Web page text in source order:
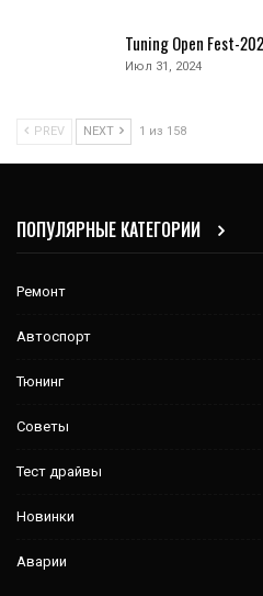
Tuning Open Fest-
Июл 31, 2024
PREV NEXT 1 из 158
ПОПУЛЯРНЫЕ КАТЕГОРИИ
Ремонт
Автоспорт
Тюнинг
Советы
Тест драйвы
Новинки
Аварии